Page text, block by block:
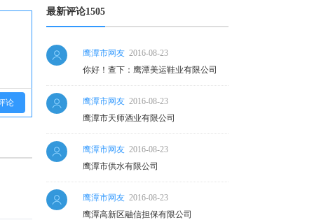
论
最新评论1505
鹰潭市网友 2016-08-23
你好！查下：鹰潭美运鞋业有限公司
鹰潭市网友 2016-08-23
鹰潭市天师酒业有限公司
鹰潭市网友 2016-08-23
鹰潭市供水有限公司
鹰潭市网友 2016-08-23
鹰潭高新区融信担保有限公司